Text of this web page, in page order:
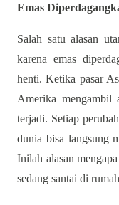
Emas
Salah satu alasan
karena emas
henti. Ketika pasar
Amerika mengambil
terjadi. Setiap
dunia bisa langsung
Inilah alasan
sedang santai di